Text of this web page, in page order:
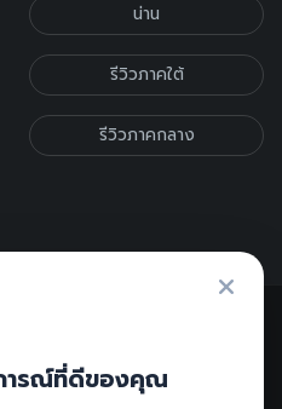
น่าน
รีวิวภาคใต้
รีวิวภาคกลาง
การณ์ที่ดีของคุณ